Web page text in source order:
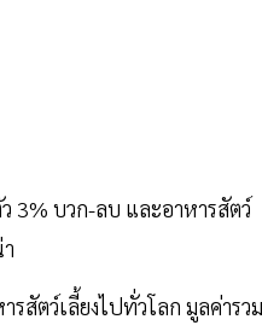
3% บวก-ลบ และอาหารสัตว์
สัตว์เลี้ยงไปทั่วโลก มูลค่ารว